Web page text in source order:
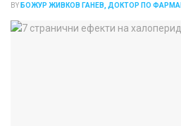
BY БОЖУР ЖИВКОВ ГАНЕВ, ДОКТОР ПО